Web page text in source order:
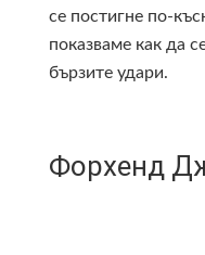
се постигне по-
показваме как да
бързите удари.
Форхенд